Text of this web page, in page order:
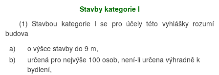
Stavby kategorie I
(1) Stavbou kategorie I se pro účely této vyhlášky rozumí
budova
a)
o výšce stavby do 9 m,
b)
určená pro nejvýše 100 osob, není-li určena výhradně k
bydlení,